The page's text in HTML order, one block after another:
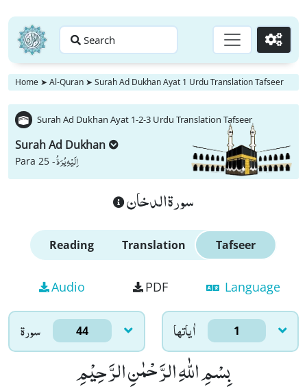
Search Go
Home ➤ Al-Quran ➤ Surah Ad Dukhan Ayat 1 Urdu Translation Tafseer
Surah Ad Dukhan Ayat 1-2-3 Urdu Translation Tafseer
Surah Ad Dukhan
Para 25 -اِلَیْهِ یُرَدُّ
سورة الدخان
Reading Translation Tafseer
Audio PDF Language
سورۃ 44 اٰياتها 1
بِسْمِ اللّٰهِ الرَّحْمٰنِ الرَّحِیْمِ